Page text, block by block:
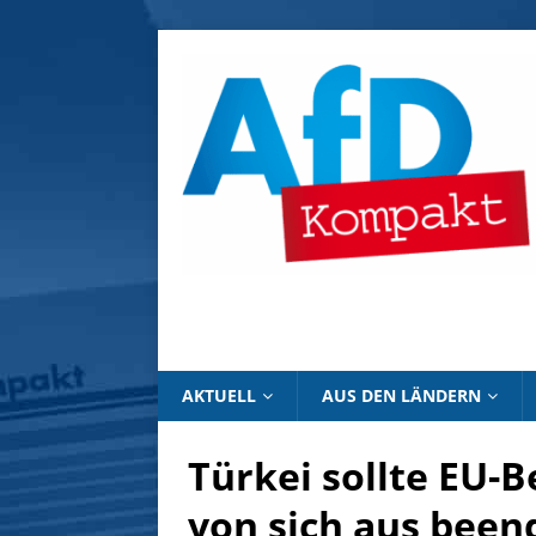
AKTUELL AUS DEN LÄNDERN
Türkei sollte EU-
von sich aus